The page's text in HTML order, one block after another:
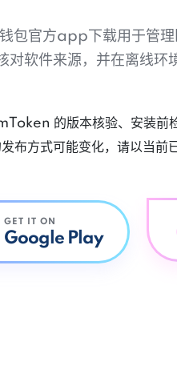
包官方app下载用于管理
对软件来源，并在离线环
的版本核验、安装前
布方式可能变化，请以当前
GET IT ON
Google Play